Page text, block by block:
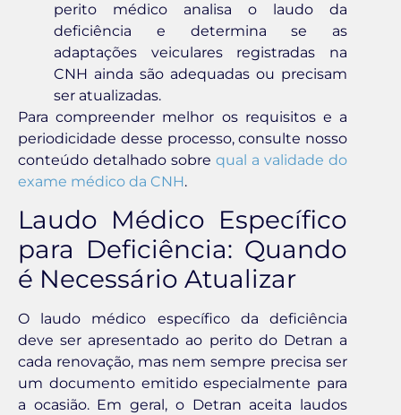
perito médico analisa o laudo da
deficiência e determina se as
adaptações veiculares registradas na
CNH ainda são adequadas ou precisam
ser atualizadas.
Para compreender melhor os requisitos e a
periodicidade desse processo, consulte nosso
conteúdo detalhado sobre qual a validade do
exame médico da CNH.
Laudo Médico Específico
para Deficiência: Quando
é Necessário Atualizar
O laudo médico específico da deficiência
deve ser apresentado ao perito do Detran a
cada renovação, mas nem sempre precisa ser
um documento emitido especialmente para
a ocasião. Em geral, o Detran aceita laudos